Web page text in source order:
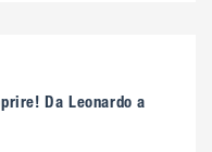
Da Leonardo a